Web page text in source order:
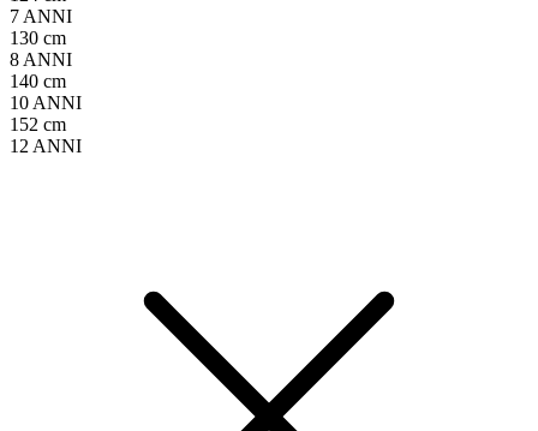
7 ANNI
130 cm
8 ANNI
140 cm
10 ANNI
152 cm
12 ANNI